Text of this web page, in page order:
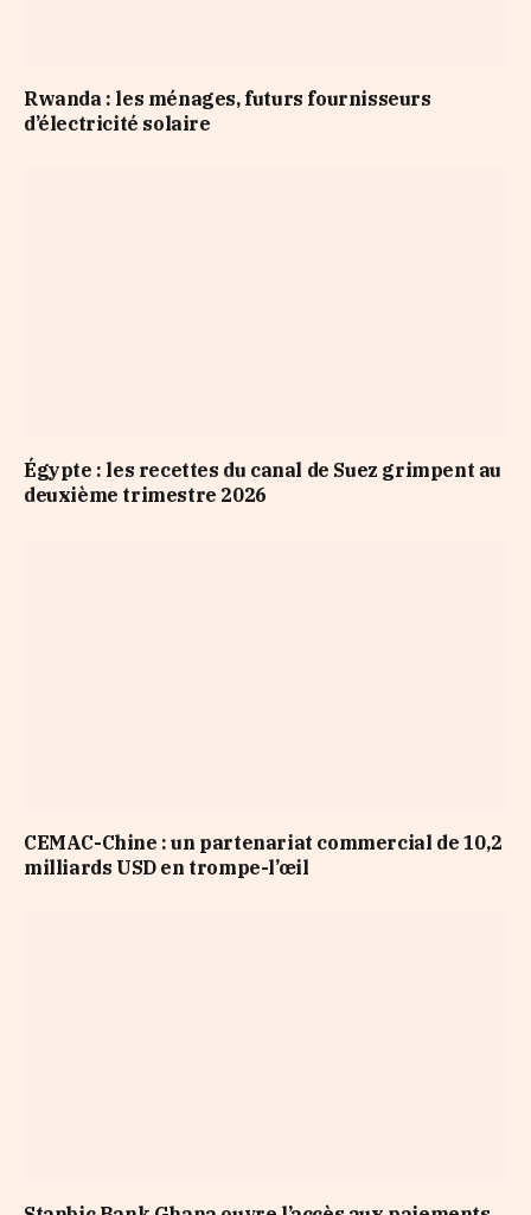
Rwanda : les ménages, futurs fournisseurs
d’électricité solaire
Égypte : les recettes du canal de Suez grimpent au
deuxième trimestre 2026
CEMAC-Chine : un partenariat commercial de 10,2
milliards USD en trompe-l’œil